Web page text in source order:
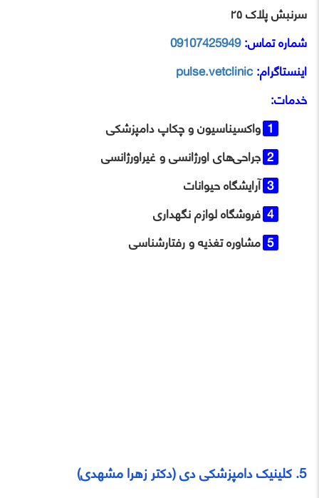
سرنبش پلاک ۲۵
شماره تماس:09107425949
اینستاگرام:pulse.vetclinic
خدمات:
واکسیناسیون و چکاپ دامپزشکی
جراحی‌های اورژانسی و غیراورژانسی
آرایشگاه حیوانات
فروشگاه لوازم نگهداری
مشاوره تغذیه و رفتارشناسی
5. کلینیک دامپزشکی دی (دکتر زهرا مشهدی)